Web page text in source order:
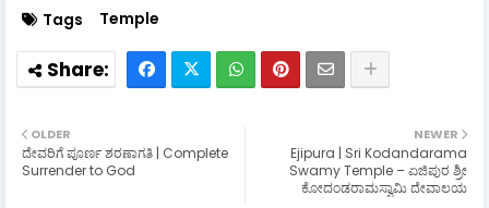
Tags Temple
NEWER
Ejipura | Sri Kodandarama
Swamy Temple – ಏಜಿಪುರ ಶ್ರೀ
ಕೋದಂಡರಾಮಸ್ವಾಮಿ ದೇವಾಲಯ
OLDER
ದೇವರಿಗೆ ಪೂರ್ಣ ಶರಣಾಗತಿ | Complete
Surrender to God